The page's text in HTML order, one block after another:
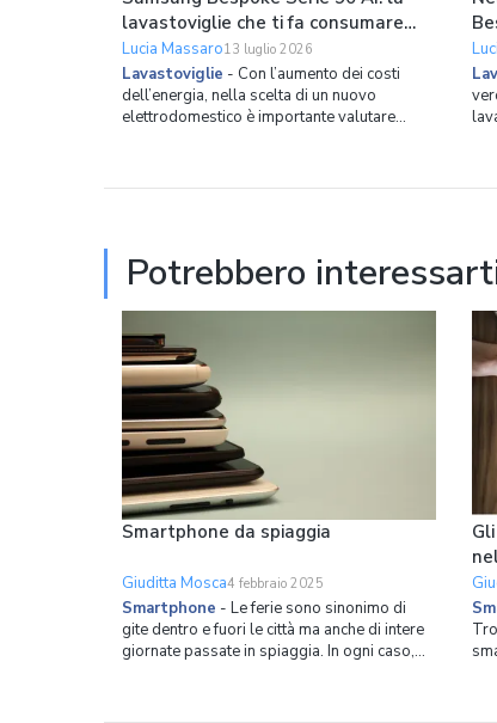
lavastoviglie che ti fa consumare
meno ogni giorno
Lucia Massaro13 luglio 2026
Lavastoviglie - Con l’aumento dei costi
dell’energia, nella scelta di un nuovo
elettrodomestico è importante valutare
le
Potrebbero
Smartphone da spiaggia
Giuditta Mosca4 febbraio 2025
Smartphone - Le ferie sono sinonimo di
gite dentro e fuori le città ma anche di intere
giornate passate in spiaggia. In ogni caso,